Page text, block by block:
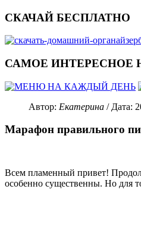
СКАЧАЙ БЕСПЛАТНО
САМОЕ ИНТЕРЕСНОЕ
Автор: Екатерина / Дата:
Марафон правильного
Всем пламенный привет!
особенно существенны. Но для